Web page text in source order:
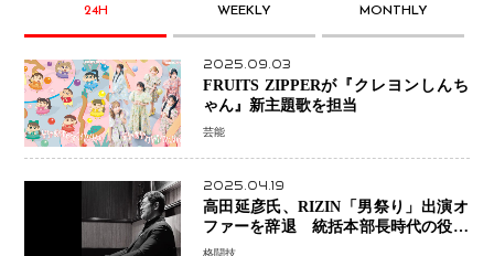
24H WEEKLY MONTHLY
2025.09.03
FRUITS ZIPPERが『クレヨンしんち
ゃん』新主題歌を担当
芸能
2025.04.19
高田延彦氏、RIZIN「男祭り」出演オ
ファーを辞退 統括本部長時代の役目
「すでに終えています」と明言
格闘技